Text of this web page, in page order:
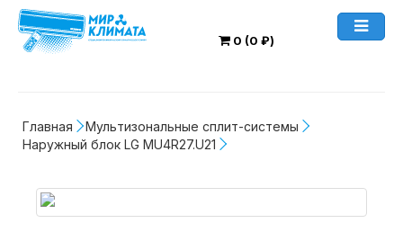
0 (0 ₽)
Главная
Мультизональные сплит-системы
Наружный блок LG MU4R27.U21